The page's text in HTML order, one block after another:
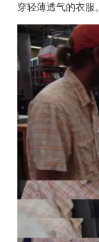
穿轻薄透气的衣服。